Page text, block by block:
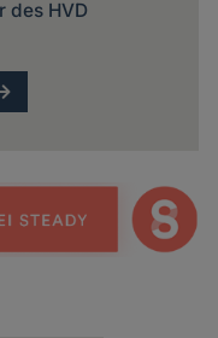
des HVD